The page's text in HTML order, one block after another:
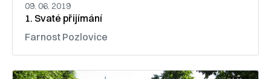
09. 06. 2019
1. Svaté přijímání
Farnost Pozlovice